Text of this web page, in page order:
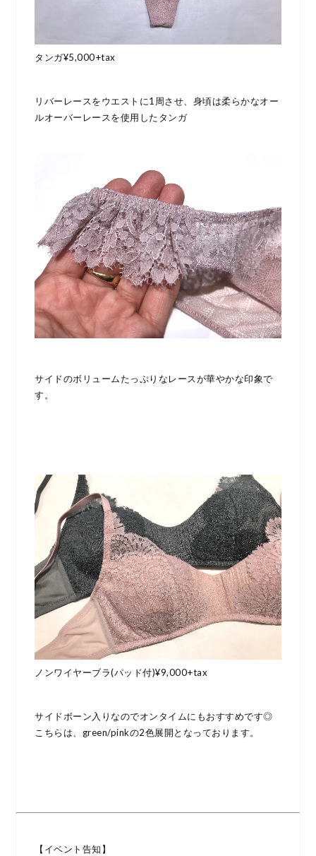
タンガ¥5,000+tax
リバーレースをウエストに1周させ、身頃は柔らかなオー
ルオーバーレースを使用したタンガ
サイドのボリュームたっぷりなレースが華やかな印象で
す。
ノンワイヤーブラ(パッド付)¥9,000+tax
サイドボーン入りなのでオンタイムにもおすすめです◎
こちらは、green/pinkの2色展開となっております。
【イベント告知】